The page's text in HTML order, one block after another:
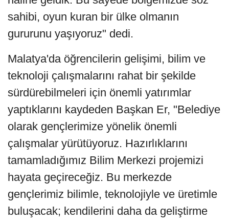
sahibi, oyun kuran bir ülke olmanın
gururunu yaşıyoruz" dedi.
Malatya'da öğrencilerin gelişimi, bilim ve
teknoloji çalışmalarını rahat bir şekilde
sürdürebilmeleri için önemli yatırımlar
yaptıklarını kaydeden Başkan Er, "Belediye
olarak gençlerimize yönelik önemli
çalışmalar yürütüyoruz. Hazırlıklarını
tamamladığımız Bilim Merkezi projemizi
hayata geçireceğiz. Bu merkezde
gençlerimiz bilimle, teknolojiyle ve üretimle
buluşacak; kendilerini daha da geliştirme